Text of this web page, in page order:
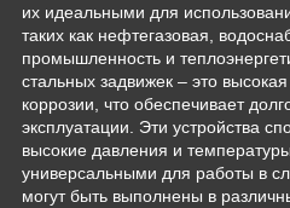
их идеальными для
таких как нефтегазовая,
промышленность и
стальных задвижек – это
коррозии, что обеспечивает
эксплуатации. Эти устройства
высокие давления и
универсальными для работы в
могут быть выполнены в